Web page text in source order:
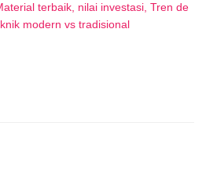
terbaik, nilai investasi, Tren de
modern vs tradisional